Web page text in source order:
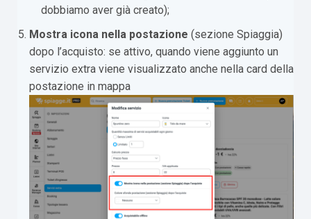
dobbiamo aver già creato);
Mostra icona nella postazione (sezione Spiaggia)
dopo l’acquisto: se attivo, quando viene aggiunto un
servizio extra viene visualizzato anche nella card della
postazione in mappa